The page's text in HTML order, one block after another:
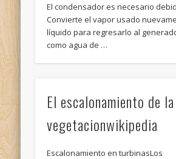
El condensador es necesario
Convierte el vapor usado
líquido para regresarlo al
como agua de …
El escalonamiento de la
vegetacionwikipedia
Escalonamiento en turbinasLos